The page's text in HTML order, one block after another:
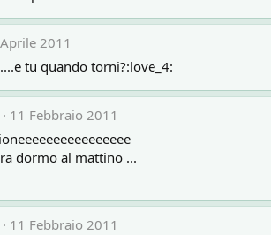
2011
tu quando torni?:love_4:
11 Febbraio 2011
dormo al mattino ...
11 Febbraio 2011